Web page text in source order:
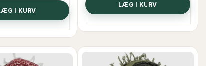
I KURV
LÆG I KURV